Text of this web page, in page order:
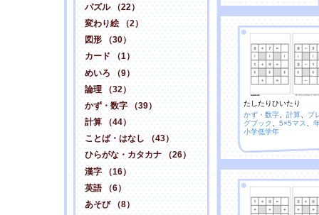
パズル （22）
変わり絵 （2）
図形 （30）
カード （1）
めいろ （9）
論理 （32）
かず・数字 （39）
計算 （44）
ことば・はなし （43）
ひらがな・カタカナ （26）
漢字 （16）
英語 （6）
あそび （8）
たしたりひいたり
かず・数字
計算
プ
グブック
5×5マス
小学低学年